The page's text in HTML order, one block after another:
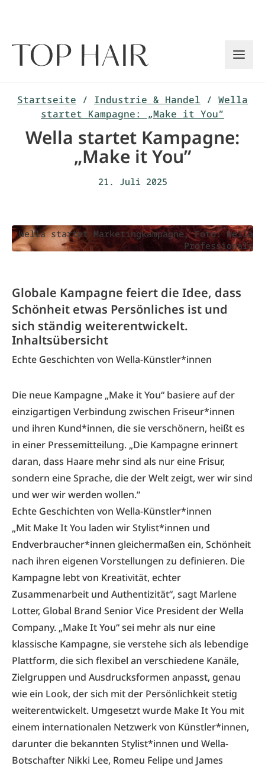
Startseite / Industrie & Handel / Wella
startet Kampagne: „Make it You”
Wella startet Kampagne:
„Make it You”
21. Juli 2025
Wella startet Marketingkampagne, Foto: Wella
Professionals
Globale Kampagne feiert die Idee, dass
Schönheit etwas Persönliches ist und
sich ständig weiterentwickelt.
Inhaltsübersicht
Echte Geschichten von Wella-Künstler*innen
Die neue Kampagne „Make it You“ basiere auf der
einzigartigen Verbindung zwischen Friseur*innen
und ihren Kund*innen, die sie verschönern, heißt es
in einer Pressemitteilung. „Die Kampagne erinnert
daran, dass Haare mehr sind als nur eine Frisur,
sondern eine Sprache, die der Welt zeigt, wer wir sind
und wer wir werden wollen.“
Echte Geschichten von Wella-Künstler*innen
„Mit Make It You laden wir Stylist*innen und
Endverbraucher*innen gleichermaßen ein, Schönheit
nach ihren eigenen Vorstellungen zu definieren. Die
Kampagne lebt von Kreativität, echter
Zusammenarbeit und Authentizität“, sagt Marlene
Lotter, Global Brand Senior Vice President der Wella
Company. „Make It You“ sei mehr als nur eine
klassische Kampagne, sie verstehe sich als lebendige
Plattform, die sich flexibel an verschiedene Kanäle,
Zielgruppen und Ausdrucksformen anpasst, genau
wie ein Look, der sich mit der Persönlichkeit stetig
weiterentwickelt. Umgesetzt wurde Make It You mit
einem internationalen Netzwerk von Künstler*innen,
darunter die bekannten Stylist*innen und Wella-
Botschafter Nikki Lee, Romeu Felipe und James